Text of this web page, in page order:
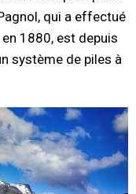
qui a effectué
1880, est depuis
système de piles à